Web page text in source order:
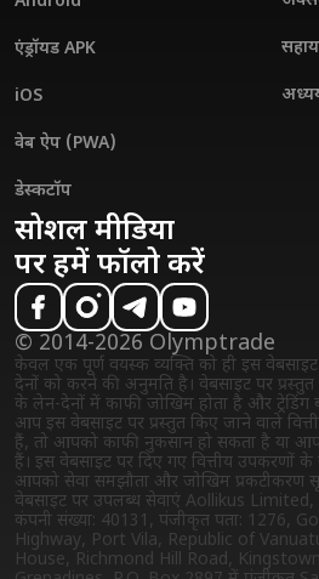
एंड्रॉयड APK
iOS
वेब ऐप (PWA)
डेस्कटॉप
सोशल मीडिया
पर हमें फॉलो करें
© 2014-2026 Olymptrade
केवल एक पूर्ण वयस्क व्यक्ति को ही इस वेबसाइट
देनों को करने की अनुमति है। वेबसाइट पर प्रस्तुत
के लेन-देनों में काफी जोखिम होता है और ट्रेडिंग
आप इस वेबसाइट पर प्रस्तुत किए जाने वाले
हैं, तो आपको काफी नुकसान हो सकता है या
हैं। इस वेबसाइट पर दिए गए वित्तीय
आपको सेवा समझौता और जोखिम प्रकटीकरण
वेबसाइट पर उपलब्ध सेवाएं Aollikus Limited,
कंपनी संख्या: 40131, पंजीकृत पता: 1276,
Highway, Port Vila, Republic of Vanuatu
House, Richmond Hill Road,